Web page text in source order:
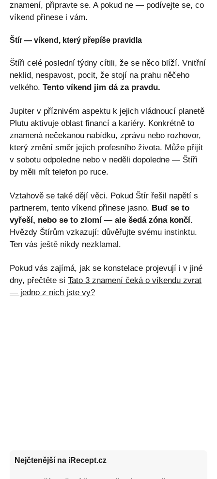
znamení, připravte se. A pokud ne — podívejte se, co
víkend přinese i vám.
Štír — víkend, který přepíše pravidla
Štíři celé poslední týdny cítili, že se něco blíží. Vnitřní
neklid, nespavost, pocit, že stojí na prahu něčeho
velkého. Tento víkend jim dá za pravdu.
Jupiter v příznivém aspektu k jejich vládnoucí planetě
Plutu aktivuje oblast financí a kariéry. Konkrétně to
znamená nečekanou nabídku, zprávu nebo rozhovor,
který změní směr jejich profesního života. Může přijít
v sobotu odpoledne nebo v neděli dopoledne — Štíři
by měli mít telefon po ruce.
Vztahově se také dějí věci. Pokud Štír řešil napětí s
partnerem, tento víkend přinese jasno. Buď se to
vyřeší, nebo se to zlomí — ale šedá zóna končí.
Hvězdy Štírům vzkazují: důvěřujte svému instinktu.
Ten vás ještě nikdy nezklamal.
Pokud vás zajímá, jak se konstelace projevují i v jiné
dny, přečtěte si Tato 3 znamení čeká o víkendu zvrat
— jedno z nich jste vy?
Nejčtenější na iRecept.cz